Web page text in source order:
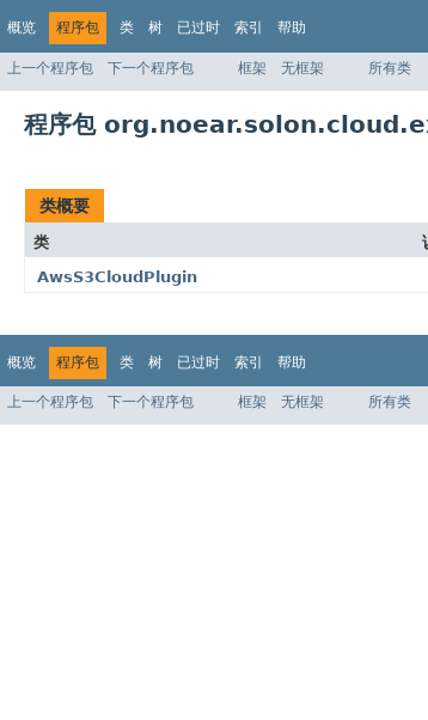
概览 程序包 类 树 已过时 索引 帮助
上一个程序包 下一个程序包 框架 无框架 所有类
程序包
类概要
类
AwsS3CloudPlugin
概览 程序包 类 树 已过时 索引 帮助
上一个程序包 下一个程序包 框架 无框架 所有类